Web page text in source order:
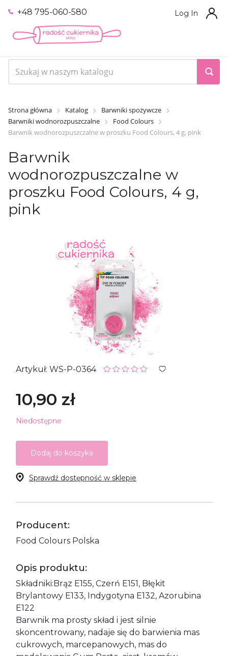
+48 795-060-580 Log In
Strona główna Katalog
Barwniki spożywcze
Barwniki wodnorozpuszczalne
Food Colours
Barwnik wodnorozpuszczalne w proszku Food Colours, 4 g, pink
Barwnik
wodnorozpuszczalne w
proszku Food Colours, 4 g,
pink
Artykuł: WS-P-0364
10,90 zł
Niedostępne
Dodaj do koszyka
Sprawdź dostępność w sklepie
Producent:
Food Colours Polska
Opis produktu:
Składniki:Brąz E155, Czerń E151, Błękit
Brylantowy E133, Indygotyna E132, Azorubina
E122
Barwnik ma prosty skład i jest silnie
skoncentrowany, nadaje się do barwienia mas
cukrowych, marcepanowych, mas do